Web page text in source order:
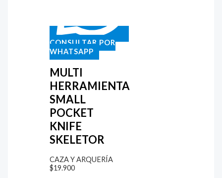
CONSULTAR POR
WHATSAPP
MULTI
HERRAMIENTA
SMALL
POCKET
KNIFE
SKELETOR
CAZA Y ARQUERÍA
$19.900